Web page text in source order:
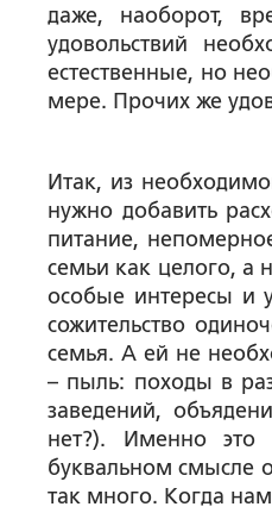
даже, наоборот,
удовольствий
естественные, но
мере. Прочих же
Итак, из
нужно добавить
питание,
семьи как целого, а
особые интересы и
сожительство
семья. А ей не
– пыль: походы в
заведений,
нет?). Именно это
буквальном смысле
так много. Когда